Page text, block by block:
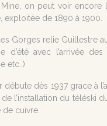
on peut voir encore
exploitée de 1890 à 1900.
Gorges relie Guillestre
d’été avec l’arrivée des
etc..)
débute dès 1937 grace à
de l’installation du téléski
de cuivre.